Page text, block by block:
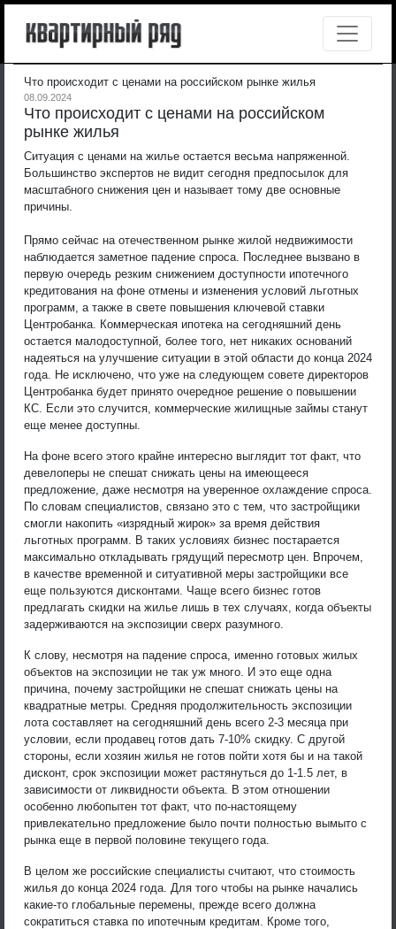
Что происходит с ценами на российском рынке жилья
08.09.2024
Что происходит с ценами на российском
рынке жилья
Ситуация с ценами на жилье остается весьма напряженной.
Большинство экспертов не видит сегодня предпосылок для
масштабного снижения цен и называет тому две основные
причины.
Прямо сейчас на отечественном рынке жилой недвижимости
наблюдается заметное падение спроса. Последнее вызвано в
первую очередь резким снижением доступности ипотечного
кредитования на фоне отмены и изменения условий льготных
программ, а также в свете повышения ключевой ставки
Центробанка. Коммерческая ипотека на сегодняшний день
остается малодоступной, более того, нет никаких оснований
надеяться на улучшение ситуации в этой области до конца 2024
года. Не исключено, что уже на следующем совете директоров
Центробанка будет принято очередное решение о повышении
КС. Если это случится, коммерческие жилищные займы станут
еще менее доступны.
На фоне всего этого крайне интересно выглядит тот факт, что
девелоперы не спешат снижать цены на имеющееся
предложение, даже несмотря на уверенное охлаждение спроса.
По словам специалистов, связано это с тем, что застройщики
смогли накопить «изрядный жирок» за время действия
льготных программ. В таких условиях бизнес постарается
максимально откладывать грядущий пересмотр цен. Впрочем,
в качестве временной и ситуативной меры застройщики все
еще пользуются дисконтами. Чаще всего бизнес готов
предлагать скидки на жилье лишь в тех случаях, когда объекты
задерживаются на экспозиции сверх разумного.
К слову, несмотря на падение спроса, именно готовых жилых
объектов на экспозиции не так уж много. И это еще одна
причина, почему застройщики не спешат снижать цены на
квадратные метры. Средняя продолжительность экспозиции
лота составляет на сегодняшний день всего 2-3 месяца при
условии, если продавец готов дать 7-10% скидку. С другой
стороны, если хозяин жилья не готов пойти хотя бы и на такой
дисконт, срок экспозиции может растянуться до 1-1.5 лет, в
зависимости от ликвидности объекта. В этом отношении
особенно любопытен тот факт, что по-настоящему
привлекательно предложение было почти полностью вымыто с
рынка еще в первой половине текущего года.
В целом же российские специалисты считают, что стоимость
жилья до конца 2024 года. Для того чтобы на рынке начались
какие-то глобальные перемены, прежде всего должна
сократиться ставка по ипотечным кредитам. Кроме того,